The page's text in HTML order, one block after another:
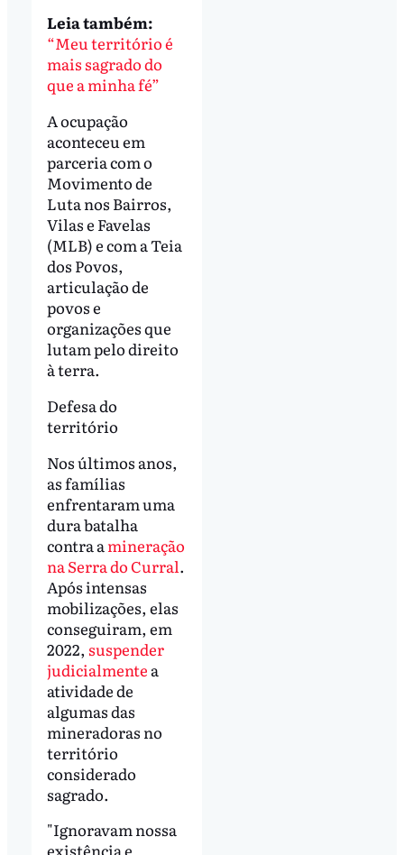
Leia também:
“Meu território é
mais sagrado do
que a minha fé”
A ocupação
aconteceu em
parceria com o
Movimento de
Luta nos Bairros,
Vilas e Favelas
(MLB) e com a Teia
dos Povos,
articulação de
povos e
organizações que
lutam pelo direito
à terra.
Defesa do
território
Nos últimos anos,
as famílias
enfrentaram uma
dura batalha
contra a mineração
na Serra do Curral.
Após intensas
mobilizações, elas
conseguiram, em
2022, suspender
judicialmente a
atividade de
algumas das
mineradoras no
território
considerado
sagrado.
"Ignoravam nossa
existência e